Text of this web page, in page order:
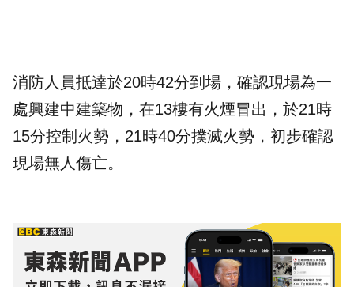
消防人員抵達於20時42分到場，確認現場為一
處興建中建築物，在13樓有火煙冒出，於21時
15分控制火勢，21時40分撲滅火勢，初步確認
現場無人傷亡。